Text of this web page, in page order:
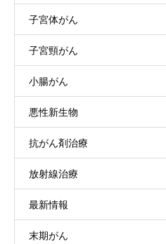
子宮体がん
子宮頸がん
小腸がん
悪性新生物
抗がん剤治療
放射線治療
最新情報
末期がん